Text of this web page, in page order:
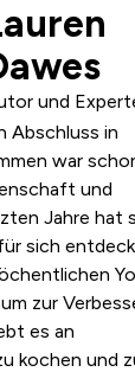
und
Abschluss in
war
und
Jahre hat
sich
zur
es an
kochen und